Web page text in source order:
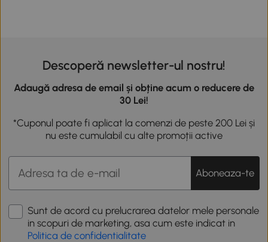
Descoperă newsletter-ul nostru!
Adaugă adresa de email și obține acum o reducere de
30 Lei!
*Cuponul poate fi aplicat la comenzi de peste 200 Lei și
nu este cumulabil cu alte promoții active
Aboneaza-te
Sunt de acord cu prelucrarea datelor mele personale
in scopuri de marketing, asa cum este indicat in
Politica de confidentialitate